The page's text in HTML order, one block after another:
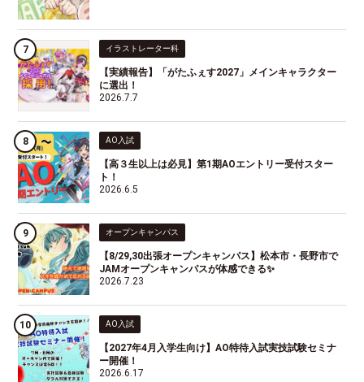
イラストレーター科
【実績報告】「がたふぇす2027」メインキャラクター
に選出！
2026.7.7
AO入試
【高３生以上は必見】第1期AOエントリー受付スター
ト！
2026.6.5
オープンキャンパス
【8/29,30出張オープンキャンパス】松本市・長野市で
JAMオープンキャンパスが体感できる✨
2026.7.23
AO入試
【2027年4月入学生向け】AO特待入試実技試験セミナ
ー開催！
2026.6.17